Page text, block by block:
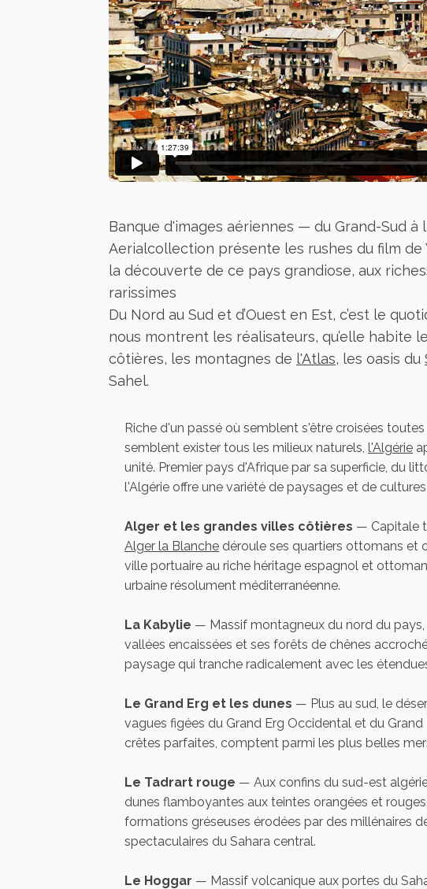
Banque d'images aériennes — du Grand-Sud à
Aerialcollection présente les rushes du film de
la découverte de ce pays grandiose, aux
rarissimes
Du Nord au Sud et d’Ouest en Est, c’est le
nous montrent les réalisateurs, qu’elle habite
côtières, les montagnes de l'Atlas, les oasis du
Sahel.
Riche d'un passé où semblent s'être croisées
semblent exister tous les milieux naturels, l'Algérie
unité. Premier pays d'Afrique par sa superficie, du
l'Algérie offre une variété de paysages et de
Alger et les grandes villes côtières — Capitale
Alger la Blanche déroule ses quartiers ottomans et
ville portuaire au riche héritage espagnol et
urbaine résolument méditerranéenne.
La Kabylie — Massif montagneux du nord du pays,
vallées encaissées et ses forêts de chênes
paysage qui tranche radicalement avec les
Le Grand Erg et les dunes — Plus au sud, le
vagues figées du Grand Erg Occidental et du
crêtes parfaites, comptent parmi les plus belles
Le Tadrart rouge — Aux confins du sud-est
dunes flamboyantes aux teintes orangées et
formations gréseuses érodées par des millénaires
spectaculaires du Sahara central.
Le Hoggar — Massif volcanique aux portes du